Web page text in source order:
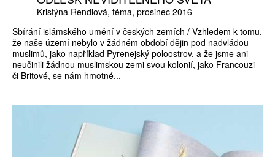
Kristýna Rendlová téma prosinec 2016
Sbírání islámského umění v českých zemích / Vzhledem k tomu,
že naše území nebylo v žádném období dějin pod nadvládou
muslimů, jako například Pyrenejský poloostrov, a že jsme ani
neučinili žádnou muslimskou zemi svou kolonií, jako Francouzi
či Britové, se nám hmotné...